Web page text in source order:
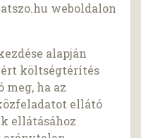
weboldalon
alapján
költségtérítés
ha az
ellátó
ellátásához